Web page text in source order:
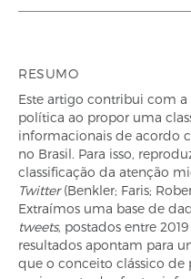
RESUMO
Este artigo contribui com
política ao propor uma
informacionais de acordo
no Brasil. Para isso,
classificação da atenção
Twitter(Benkler; Faris;
Extraímos uma base de
tweets, postados entre
resultados apontam para
que o conceito clássico de